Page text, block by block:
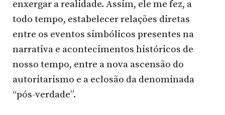
enxergar a realidade. Assim, ele me fez, a
todo tempo, estabelecer relações diretas
entre os eventos simbólicos presentes na
narrativa e acontecimentos históricos de
nosso tempo, entre a nova ascensão do
autoritarismo e a eclosão da denominada
“pós-verdade”.